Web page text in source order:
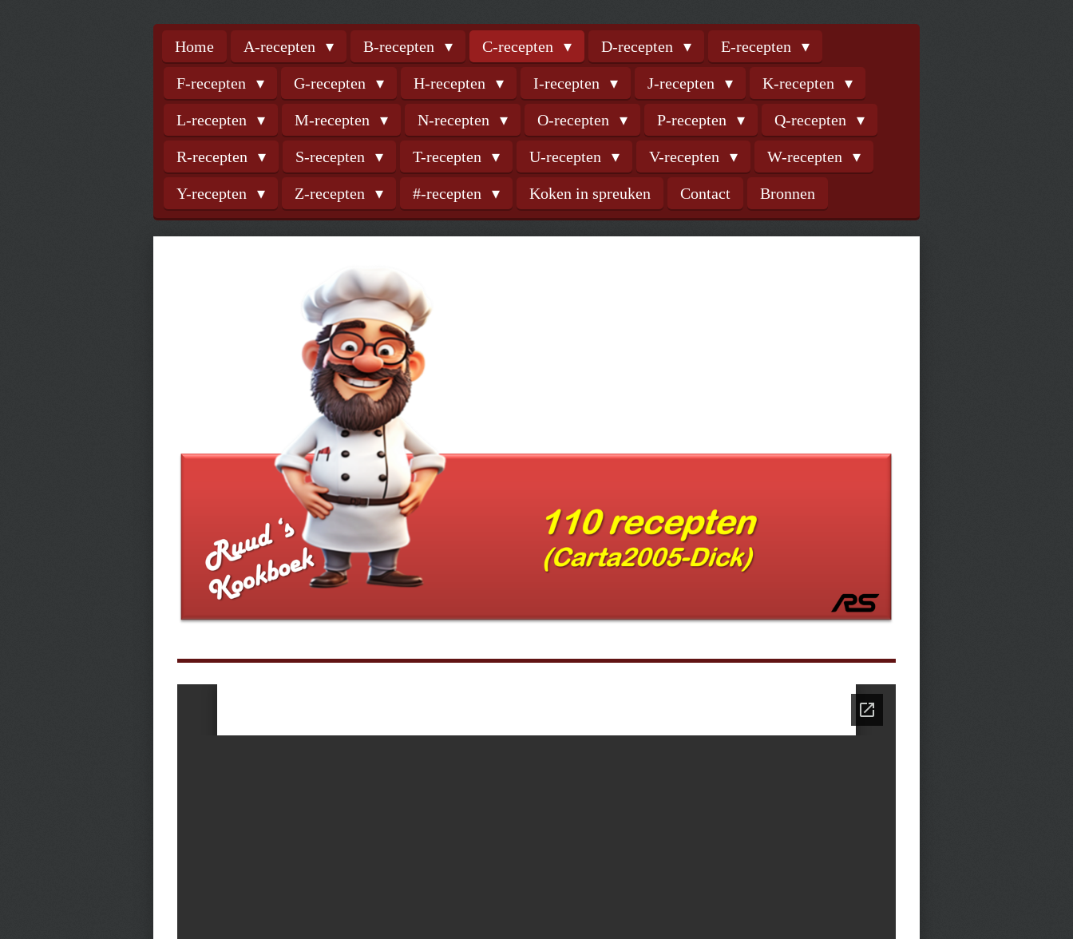
Home A-recepten B-recepten C-recepten D-recepten E-recepten
F-recepten G-recepten H-recepten I-recepten J-recepten K-recepten
L-recepten M-recepten N-recepten O-recepten P-recepten Q-recepten
R-recepten S-recepten T-recepten U-recepten V-recepten W-recepten
Y-recepten Z-recepten #-recepten Koken in spreuken Contact Bronnen